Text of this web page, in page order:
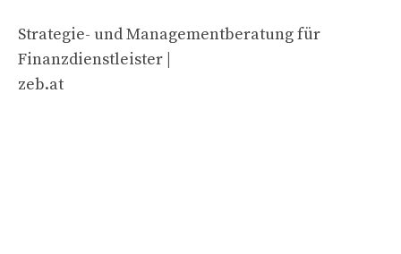
Strategie- und Managementberatung für
Finanzdienstleister |
zeb.at